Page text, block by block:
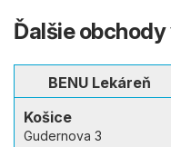
Ďalšie
BENU Lekáreň
Košice
Gudernova 3